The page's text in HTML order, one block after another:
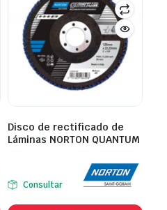
Disco de rectificado de
Láminas NORTON QUANTUM
Consultar